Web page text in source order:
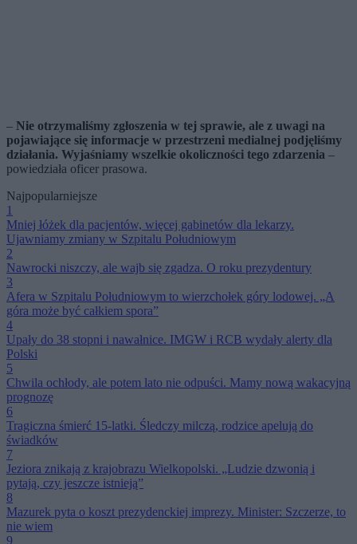
– Nie otrzymaliśmy zgłoszenia w tej sprawie, ale z uwagi na
pojawiające się informacje w przestrzeni medialnej podjęliśmy
działania. Wyjaśniamy wszelkie okoliczności tego zdarzenia –
powiedziała oficer prasowa.
Najpopularniejsze
1
Mniej łóżek dla pacjentów, więcej gabinetów dla lekarzy.
Ujawniamy zmiany w Szpitalu Południowym
2
Nawrocki niszczy, ale wajb się zgadza. O roku prezydentury
3
Afera w Szpitalu Południowym to wierzchołek góry lodowej. „A
góra może być całkiem spora”
4
Upały do 38 stopni i nawałnice. IMGW i RCB wydały alerty dla
Polski
5
Chwila ochłody, ale potem lato nie odpuści. Mamy nową wakacyjną
prognozę
6
Tragiczna śmierć 15-latki. Śledczy milczą, rodzice apelują do
świadków
7
Jeziora znikają z krajobrazu Wielkopolski. „Ludzie dzwonią i
pytają, czy jeszcze istnieją”
8
Mazurek pyta o koszt prezydenckiej imprezy. Minister: Szczerze, to
nie wiem
9